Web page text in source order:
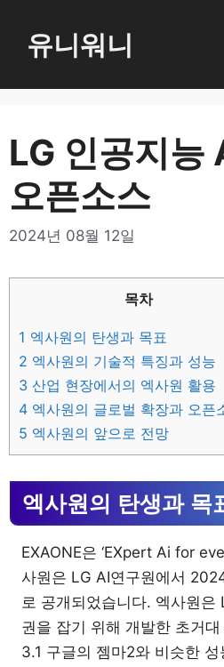
로
너
뛰
유니워니
LG 인공지능
오픈소스
2024년 08월 12일
목차
1 엑사원의 탄생과 목표
2 엑사원의 기술적 특징과 성능
3 산업 현장에서의 엑사원 활용
4 엑사원의 글로벌 확장과 오픈
5 엑사원의 앞으로 전망
엑사원의 탄생과 목
EXAONE은 ‘EXpert Ai for
사원은 LG AI연구원에서
로 공개되었습니다. 엑사원은
권을 잡기 위해 개발한 초거
3.1 구글의 젬마2와 비슷한